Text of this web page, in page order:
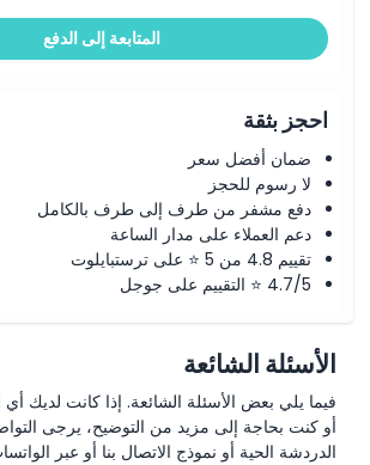
المتابعة إلى الدفع
احجز بثقة
ضمان أفضل سعر
لا رسوم للحجز
دفع مشفر من طرف إلى طرف بالكامل
دعم العملاء على مدار الساعة
تقييم 4.8 من 5 ⭐ على ترستبايلوت
4.7/5 ⭐ التقييم على جوجل
الأسئلة الشائعة
فيما يلي بعض الأسئلة الشائعة. إذا كانت لديك
أو كنت بحاجة إلى مزيد من التوضيح، يرجى
الدردشة الحية أو نموذج الاتصال بنا أو عبر